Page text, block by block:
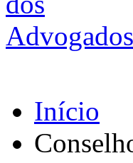
Início